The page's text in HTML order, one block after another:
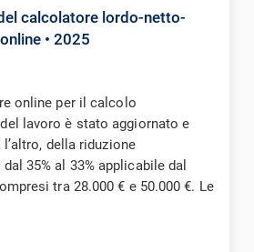
calcolatore lordo-netto-
• 2025
online per il calcolo
lavoro è stato aggiornato e
della riduzione
35% al 33% applicabile dal
tra 28.000 € e 50.000 €. Le